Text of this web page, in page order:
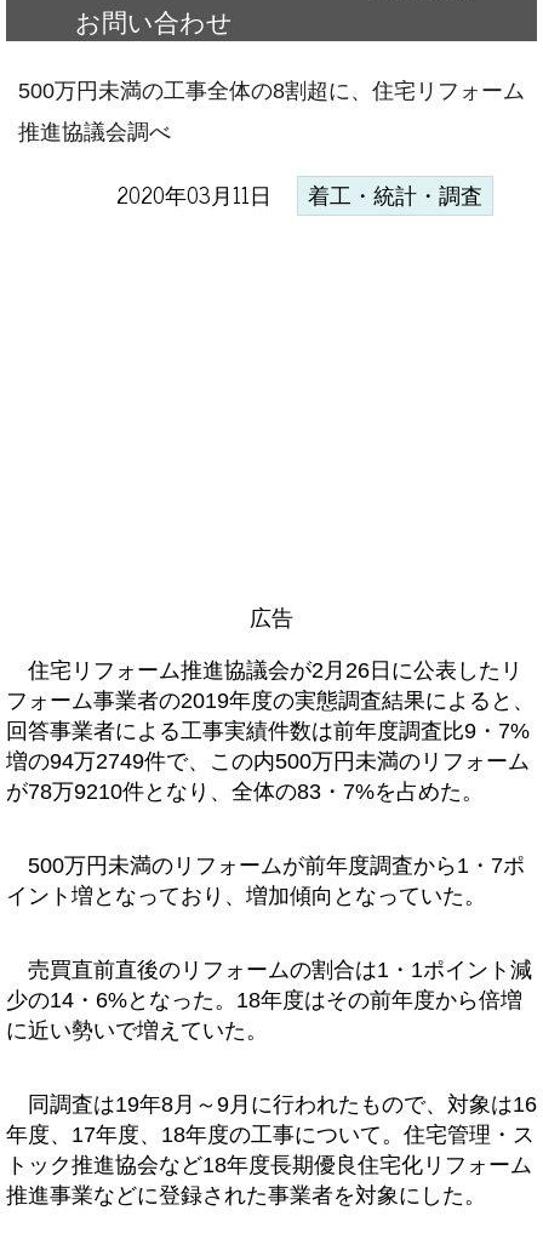
お問い合わせ
500万円未満の工事全体の8割超に、住宅リフォーム
推進協議会調べ
2020年03月11日 着工・統計・調査
広告
住宅リフォーム推進協議会が2月26日に公表したリ
フォーム事業者の2019年度の実態調査結果によると、
回答事業者による工事実績件数は前年度調査比9・7%
増の94万2749件で、この内500万円未満のリフォーム
が78万9210件となり、全体の83・7%を占めた。
500万円未満のリフォームが前年度調査から1・7ポ
イント増となっており、増加傾向となっていた。
売買直前直後のリフォームの割合は1・1ポイント減
少の14・6%となった。18年度はその前年度から倍増
に近い勢いで増えていた。
同調査は19年8月～9月に行われたもので、対象は16
年度、17年度、18年度の工事について。住宅管理・ス
トック推進協会など18年度長期優良住宅化リフォーム
推進事業などに登録された事業者を対象にした。